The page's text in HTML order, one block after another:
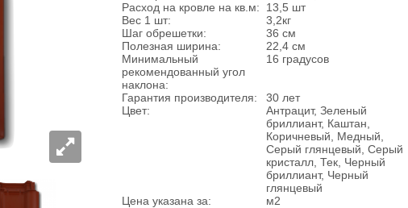
Расход на кровле на кв.м:
13,5 шт
Вес 1 шт:
3,2кг
Шаг обрешетки:
36 см
Полезная ширина:
22,4 см
Минимальный
рекомендованный угол
наклона:
16 градусов
Гарантия производителя:
30 лет
Цвет:
Антрацит, Зеленый
бриллиант, Каштан,
Коричневый, Медный,
Серый глянцевый, Серый
кристалл, Тек, Черный
бриллиант, Черный
глянцевый
Цена указана за:
м2